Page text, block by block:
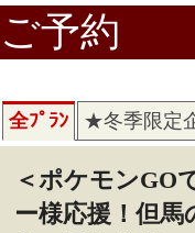
ご予約
全ﾌﾟﾗﾝ ★冬季限定
＜ポケモンGO
ー様応援！但